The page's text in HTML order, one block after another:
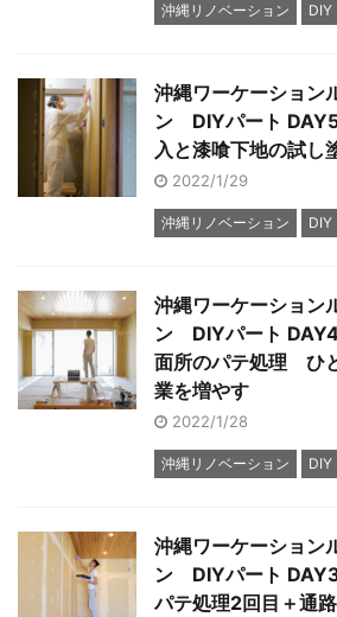
沖縄リノベーション DIY
沖縄ワーケーション
ン DIYパート
入と漆喰下地の試し
2022/1/29
沖縄リノベーション DIY
沖縄ワーケーション
ン DIYパート
面所のパテ処理 ひ
業を増やす
2022/1/28
沖縄リノベーション DIY
沖縄ワーケーション
ン DIYパート
パテ処理2回目＋通